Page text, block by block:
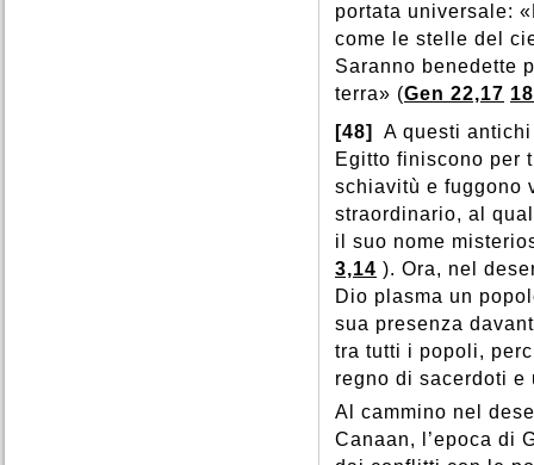
portata universale:
come le stelle del
Saranno benedette
terra» (Gen 22,17 18
[48]
A questi
Egitto finiscono per
schiavitù e fuggono
straordinario, al
il suo nome
3,14 ). Ora, nel
Dio plasma un
sua presenza
tra tutti i popoli,
regno di sacerdoti e
Al cammino nel
Canaan, l’epoca di